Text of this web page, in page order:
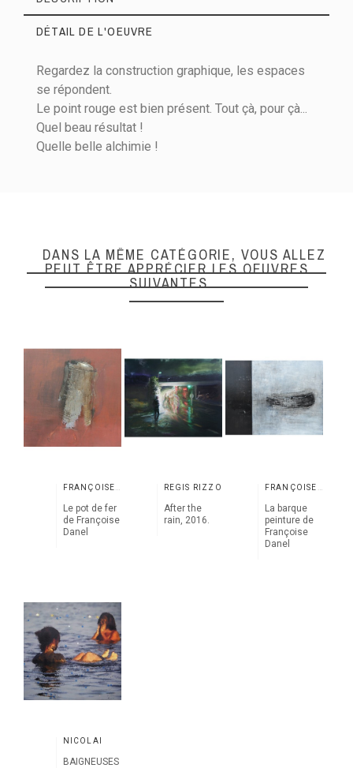
DÉTAIL DE L'OEUVRE
Regardez la construction graphique, les espaces
se répondent.
Le point rouge est bien présent. Tout çà, pour çà...
Quel beau résultat !
Quelle belle alchimie !
Matières
DANS LA MÊME CATÉGORIE, VOUS ALLEZ
PEUT ÊTRE APPRÉCIER LES OEUVRES
SUIVANTES
Le pot de fer
de Françoise
Danel
RÉGIS RIZZO
After the
rain, 2016.
La barque
peinture de
Françoise
Danel
NICOLAÏ
BAIGNEUSES